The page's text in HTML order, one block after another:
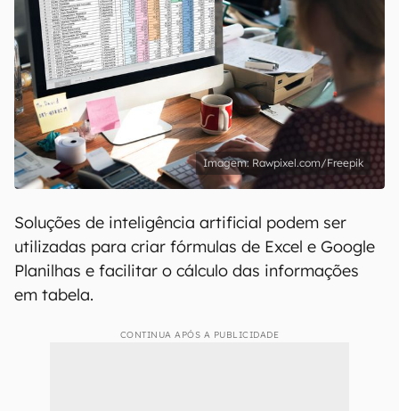
Rawpixel.com/Freepik
Soluções de inteligência artificial podem ser
utilizadas para criar fórmulas de Excel e Google
Planilhas e facilitar o cálculo das informações
em tabela.
CONTINUA APÓS A PUBLICIDADE